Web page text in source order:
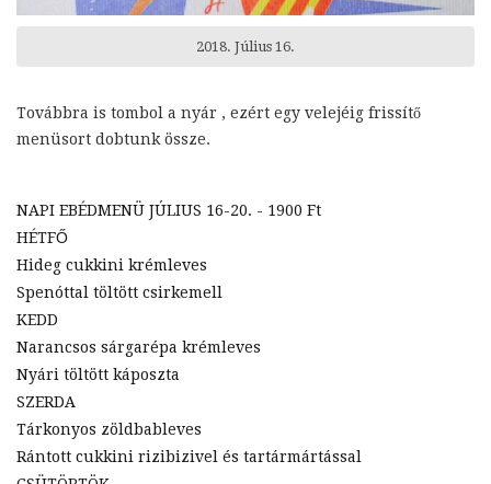
2018. Július 16.
Továbbra is tombol a nyár , ezért egy velejéig frissítő
menüsort dobtunk össze.
NAPI EBÉDMENÜ JÚLIUS 16-20. - 1900 Ft
HÉTFŐ
Hideg cukkini krémleves
Spenóttal töltött csirkemell
KEDD
Narancsos sárgarépa krémleves
Nyári töltött káposzta
SZERDA
Tárkonyos zöldbableves
Rántott cukkini rizibizivel és tartármártással